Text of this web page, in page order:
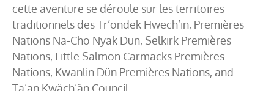
cette aventure se déroule sur les territoires
traditionnels des Tr’ondëk Hwëch’in, Premières
Nations Na-Cho Nyäk Dun, Selkirk Premières
Nations, Little Salmon Carmacks Premières
Nations, Kwanlin Dün Premières Nations, and
Ta’an Kwäch’än Council.